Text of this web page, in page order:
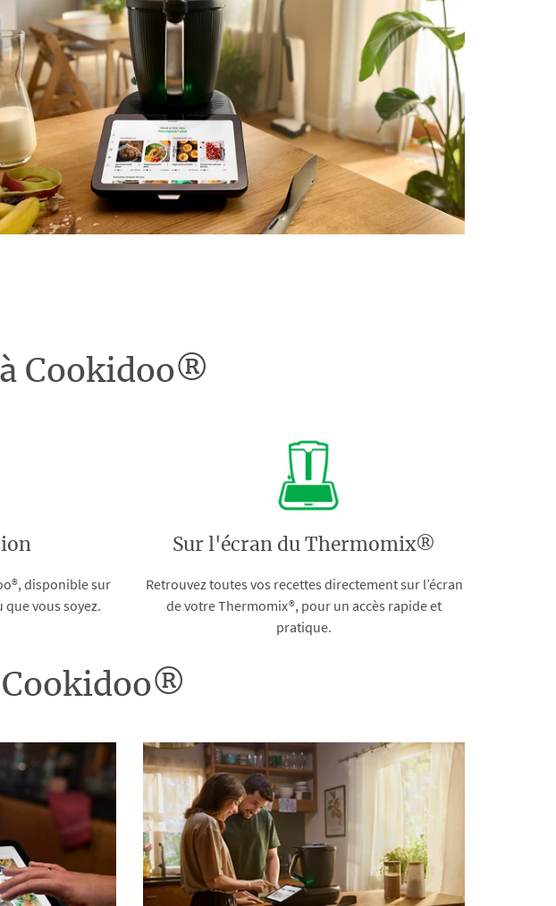
Cookidoo®
disponible sur
vous soyez.
Sur l'écran du Thermomix®
Retrouvez toutes vos recettes directement sur l’écran
de votre Thermomix®, pour un accès rapide et
pratique.
Cookidoo®